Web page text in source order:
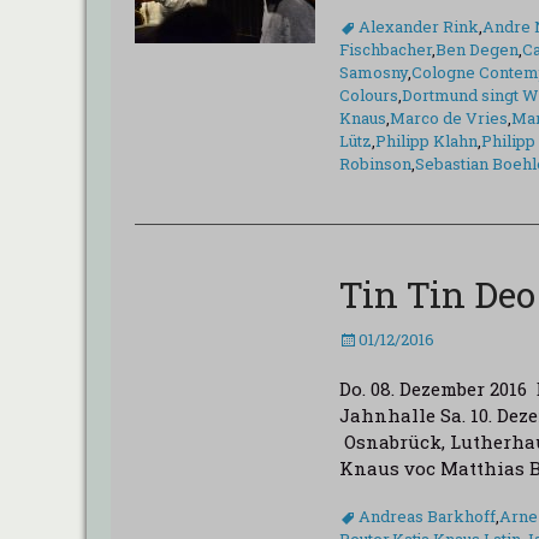
Schlagworte
Alexander Rink,Andre
Fischbacher,Ben Degen,
Samosny,Cologne
Colours,Dortmund singt
Knaus,Marco de Vries,
Lütz,Philipp Klahn,Philipp
Robinson,Sebastian
Tin Tin
Veröffentlicht
01/12/2016
Do. 08. Dezember
Jahnhalle Sa. 10.
Osnabrück,
Knaus voc Matthias
Schlagworte
Andreas Barkhoff,